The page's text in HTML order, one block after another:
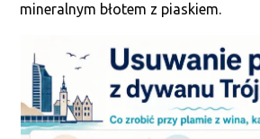
mineralnym błotem z piaskiem.